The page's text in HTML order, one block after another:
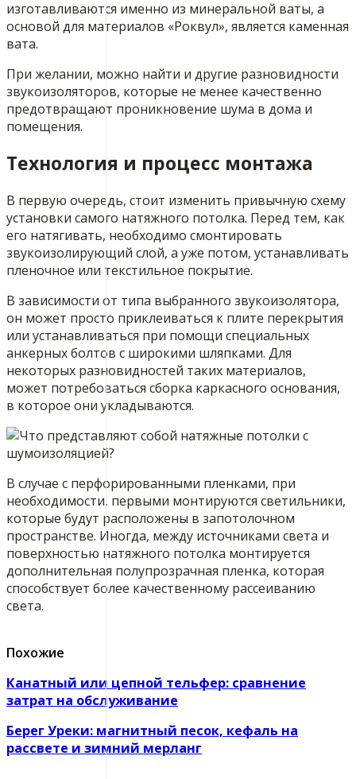
изготавливаются именно из минеральной ваты, а
основой для материалов «Роквул», является каменная
вата.
При желании, можно найти и другие разновидности
звукоизоляторов, которые не менее качественно
предотвращают проникновение шума в дома и
помещения.
Технология и процесс монтажа
В первую очередь, стоит изменить привычную схему
установки самого натяжного потолка. Перед тем, как
его натягивать, необходимо смонтировать
звукоизолирующий слой, а уже потом, устанавливать
пленочное или текстильное покрытие.
В зависимости от типа выбранного звукоизолятора,
он может просто приклеиваться к плите перекрытия
или устанавливаться при помощи специальных
анкерных болтов с широкими шляпками. Для
некоторых разновидностей таких материалов,
может потребоваться сборка каркасного основания,
в которое они укладываются.
В случае с перфорированными пленками, при
необходимости, первыми монтируются светильники,
которые будут расположены в запотолочном
пространстве. Иногда, между источниками света и
поверхностью натяжного потолка монтируется
дополнительная полупрозрачная пленка, которая
способствует более качественному рассеиванию
света.
Похожие
Канатный или цепной тельфер: сравнение
затрат на обслуживание
Берег Уреки: магнитный песок, кефаль на
рассвете и зимний мерланг